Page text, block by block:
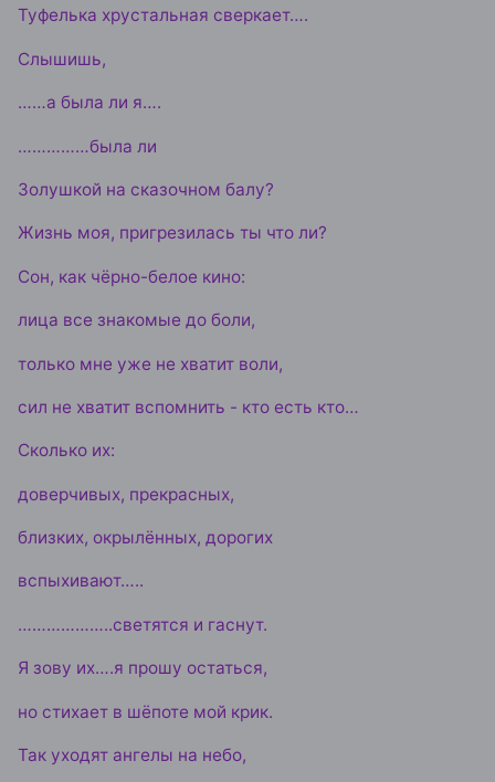
Туфелька хрустальная сверкает….
Слышишь,
……а была ли я….
……………была ли
Золушкой на сказочном балу?
Жизнь моя, пригрезилась ты что ли?
Сон, как чёрно-белое кино:
лица все знакомые до боли,
только мне уже не хватит воли,
сил не хватит вспомнить - кто есть кто…
Сколько их:
доверчивых, прекрасных,
близких, окрылённых, дорогих
вспыхивают…..
………………..светятся и гаснут.
Я зову их….я прошу остаться,
но стихает в шёпоте мой крик.
Так уходят ангелы на небо,